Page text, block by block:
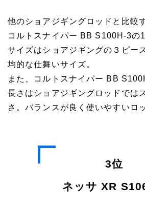
他のショアジギングロッドと比較
コルトスナイパー BB S100H-3の
サイズはショアジギングの３ピー
均的な仕舞いサイズ。
また、コルトスナイパー BB
長さはショアジギングロッドでは
さ。バランスが良く使いやすいロ
3位
ネッサ XR